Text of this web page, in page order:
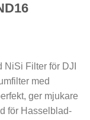
NiSi Filter för DJI
med
ger mjukare
för Hasselblad-